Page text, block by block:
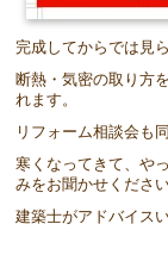
完成してからでは見
断熱・気密の取り方
れます。
リフォーム相談会も
寒くなってきて、や
みをお聞かせください
建築士がアドバイス